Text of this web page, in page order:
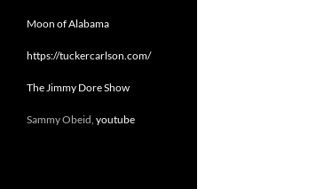
Moon of Alabama
https://tuckercarlson.com/
The Jimmy Dore Show
Sammy Obeid, youtube